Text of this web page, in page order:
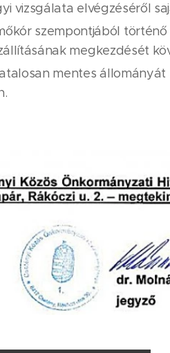
vizsgálata elvégzéséről
szempontjából
megkezdését
mentes